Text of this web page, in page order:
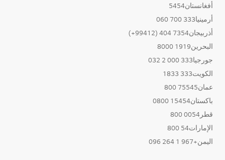
أفغانستان5454
أرمينيا333 700 060
أذربيجان7354 404 (99412+)
البحرين1919 8000
جورجيا333 000 2 032
الكويت333 1833
عمان75545 800
باكستان15454 0800
قطر0054 800
الإمارات54 800
اليمن+967 1 264 096